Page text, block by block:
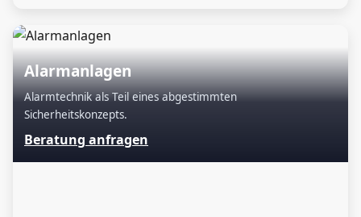
Alarmanlagen
Alarmtechnik als Teil eines abgestimmten
Sicherheitskonzepts.
Beratung anfragen